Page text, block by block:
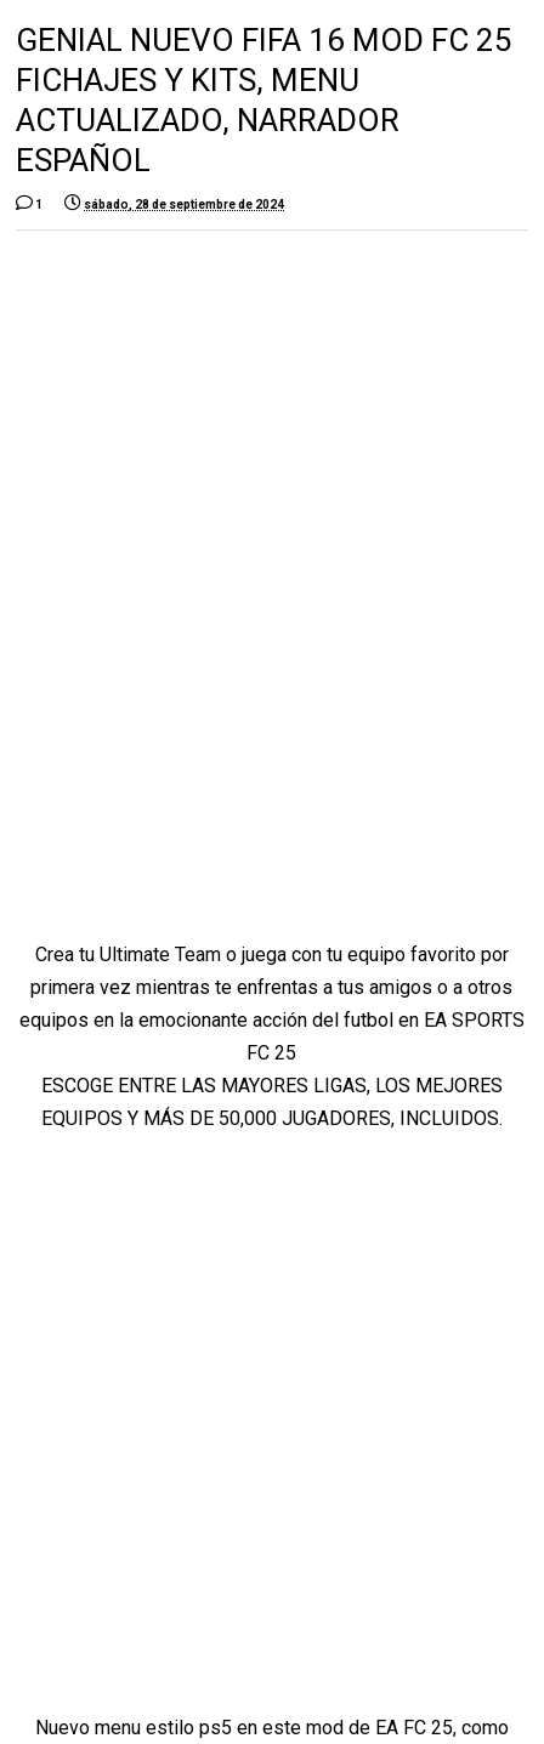
GENIAL NUEVO FIFA 16 MOD FC 25
FICHAJES Y KITS, MENU
ACTUALIZADO, NARRADOR
ESPAÑOL
1 sábado, 28 de septiembre de 2024
Crea tu Ultimate Team o juega con tu equipo favorito por
primera vez mientras te enfrentas a tus amigos o a otros
equipos en la emocionante acción del futbol en EA SPORTS
FC 25
ESCOGE ENTRE LAS MAYORES LIGAS, LOS MEJORES
EQUIPOS Y MÁS DE 50,000 JUGADORES, INCLUIDOS.
Nuevo menu estilo ps5 en este mod de EA FC 25, como